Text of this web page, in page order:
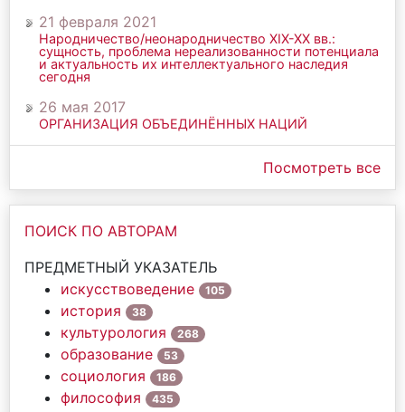
21 февраля 2021
Народничество/неонародничество ХIХ-ХХ вв.:
сущность, проблема нереализованности потенциала
и актуальность их интеллектуального наследия
сегодня
26 мая 2017
ОРГАНИЗАЦИЯ ОБЪЕДИНЁННЫХ НАЦИЙ
Посмотреть все
ПОИСК ПО АВТОРАМ
ПРЕДМЕТНЫЙ УКАЗАТЕЛЬ
искусствоведение
105
история 38
культурология 268
образование 53
социология 186
философия 435